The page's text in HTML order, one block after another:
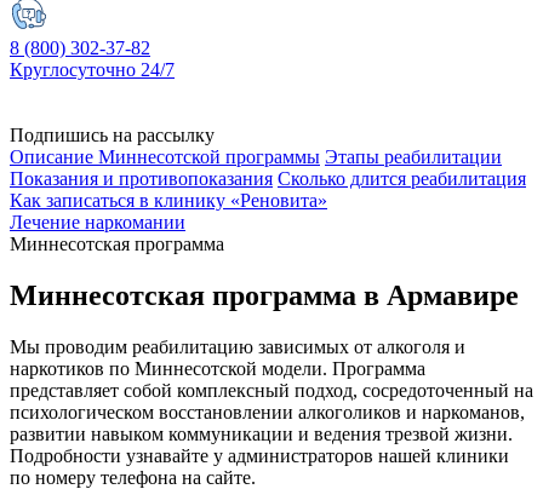
8 (800) 302-37-82
Круглосуточно 24/7
Подпишись на рассылку
Описание Миннесотской программы Этапы реабилитации
Показания и противопоказания Сколько длится реабилитация
Как записаться в клинику «Реновита»
Лечение наркомании
Миннесотская программа
Миннесотская программа в Армавире
Мы проводим реабилитацию зависимых от алкоголя и
наркотиков по Миннесотской модели. Программа
представляет собой комплексный подход, сосредоточенный на
психологическом восстановлении алкоголиков и наркоманов,
развитии навыком коммуникации и ведения трезвой жизни.
Подробности узнавайте у администраторов нашей клиники
по номеру телефона на сайте.